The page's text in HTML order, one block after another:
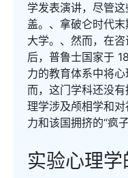
学发表演讲，尽管
盖。、拿破仑时代
大学。、然而，在
后，普鲁士国家于
力的教育体系中将
而，这门学科还没
理学涉及颅相学和
力和该国拥挤的“疯
实验心理学